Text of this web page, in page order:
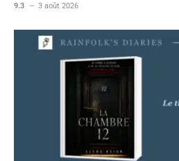
9.3 3 août 2026